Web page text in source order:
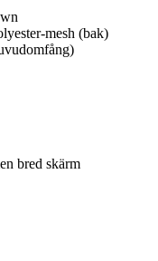
mesh (bak)
bred skärm